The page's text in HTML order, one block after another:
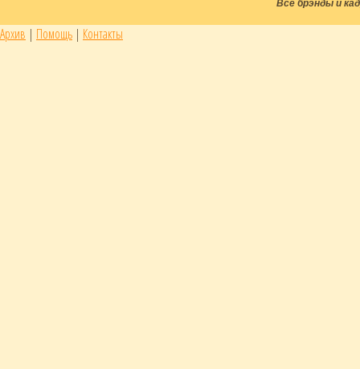
Все брэнды и
Архив | Помощь | Контакты